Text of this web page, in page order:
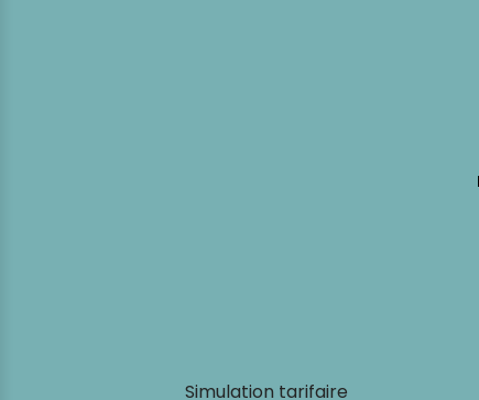
Simulation tarifaire